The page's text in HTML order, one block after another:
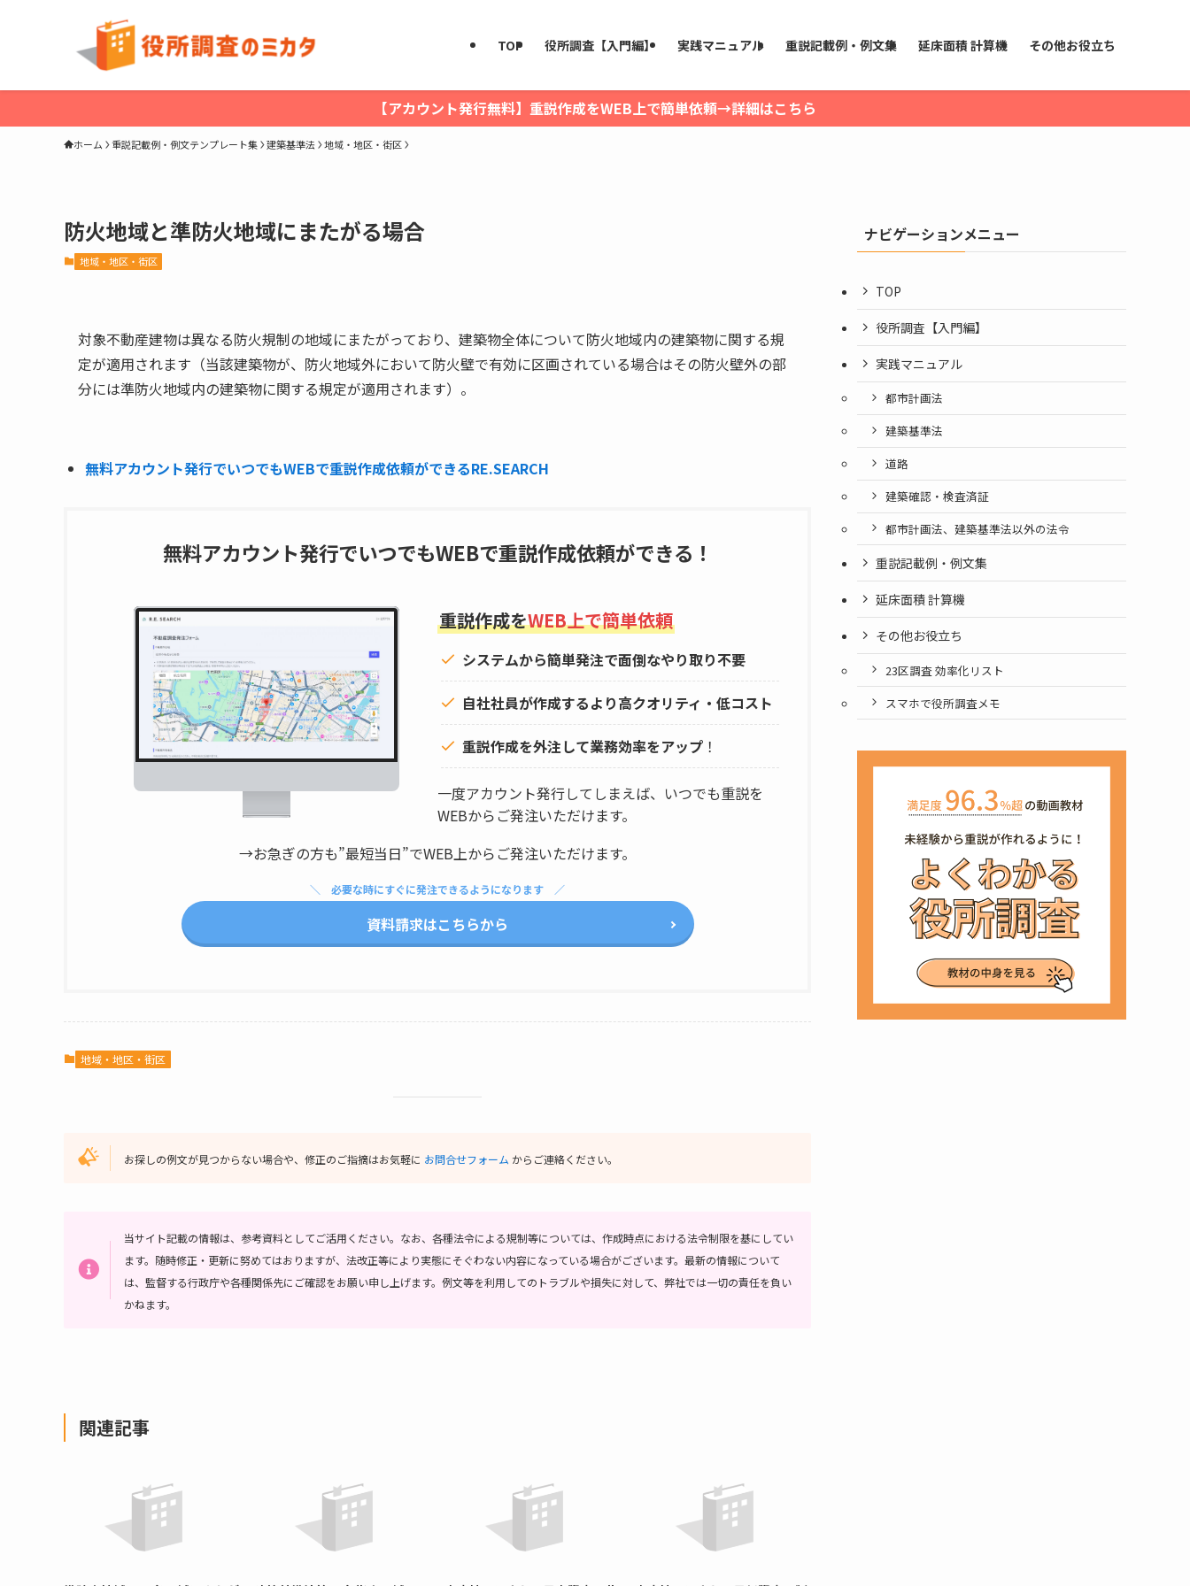
TOP 役所調査【入門編】 実践マニュアル 重説記載例・例文集 延床面積 計算機 その他お役立ち
【アカウント発行無料】重説作成をWEB上で簡単依頼→詳細はこちら
ホーム 重説記載例・例文テンプレート集 建築基準法 地域・地区・街区
防火地域と準防火地域にまたがる場合
地域・地区・街区
対象不動産建物は異なる防火規制の地域にまたがっており、建築物全体について防火地域内の建築物に関する規
定が適用されます（当該建築物が、防火地域外において防火壁で有効に区画されている場合はその防火壁外の部
分には準防火地域内の建築物に関する規定が適用されます）。
無料アカウント発行でいつでもWEBで重説作成依頼ができるRE.SEARCH
無料アカウント発行でいつでもWEBで重説作成依頼ができる！
重説作成をWEB上で簡単依頼
システムから簡単発注で面倒なやり取り不要
自社社員が作成するより高クオリティ・低コスト
重説作成を外注して業務効率をアップ ！
一度アカウント発行してしまえば、いつでも重説を
WEBからご発注いただけます。
→お急ぎの方も”最短当日”でWEB上からご発注いただけます。
必要な時にすぐに発注できるようになります
資料請求はこちらから
地域・地区・街区
お探しの例文が見つからない場合や、修正のご指摘はお気軽に お問合せフォーム からご連絡ください。
当サイト記載の情報は、参考資料としてご活用ください。 なお、各種法令による規制等については、作成時点における法令制限を基にしてい
ます。随時修正・更新に努めてはおりますが、法改正等により実態にそぐわない内容になっている場合がございます。最新の情報について
は、監督する行政庁や各種関係先にご確認をお願い申し上げます。 例文等を利用してのトラブルや損失に対して、弊社では一切の責任を負い
かねます。
関連記事
ナビゲーションメニュー
TOP
役所調査【入門編】
実践マニュアル
都市計画法
建築基準法
道路
建築確認・検査済証
都市計画法、建築基準法以外の法令
重説記載例・例文集
延床面積 計算機
その他お役立ち
23区調査 効率化リスト
スマホで役所調査メモ